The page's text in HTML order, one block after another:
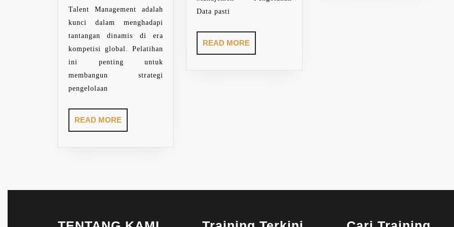
Talent Management adalah
kunci dalam menghadapi
tantangan dinamis di era
kompetisi global. Pelatihan
ini penting untuk
membangun strategi
pengelolaan
READ MOREREAD
MORE
Data pasti
READ MOREREAD
MORE